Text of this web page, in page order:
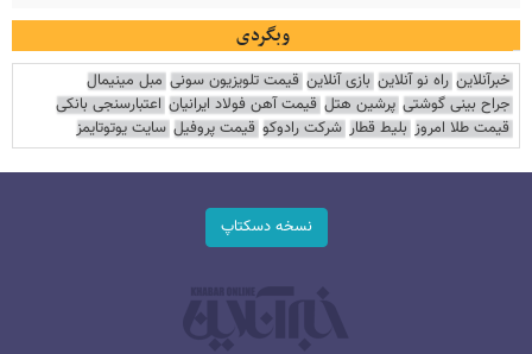
وبگردی
خبرآنلاین راه نو آنلاین بازی آنلاین قیمت تلویزیون سونی مبل مینیمال
جراح بینی گوشتی پرشین هتل قیمت آهن فولاد ایرانیان اعتبارسنجی بانکی
قیمت طلا امروز بلیط قطار شرکت رادوکو قیمت پروفیل سایت یوتوتایمز
نسخه دسکتاپ